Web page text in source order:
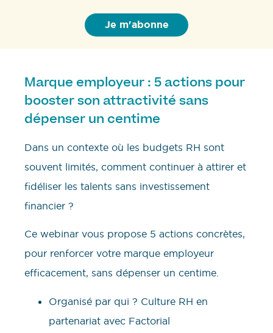
Marque employeur : 5 actions pour
booster son attractivité sans
dépenser un centime
Dans un contexte où les budgets RH sont
souvent limités, comment continuer à attirer et
fidéliser les talents sans investissement
financier ?
Ce webinar vous propose 5 actions concrètes,
pour renforcer votre marque employeur
efficacement, sans dépenser un centime.
Organisé par qui ? Culture RH en
partenariat avec Factorial